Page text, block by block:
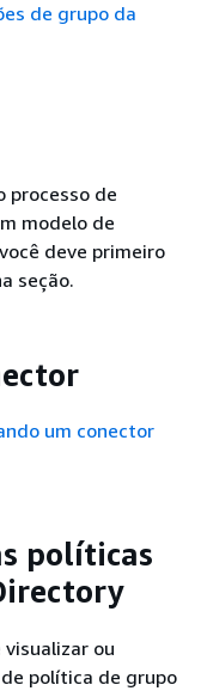
de grupo da
processo de
modelo de
deve primeiro
seção.
um conector
políticas
visualizar ou
política de grupo